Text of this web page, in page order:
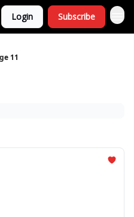
Login Subscribe
11